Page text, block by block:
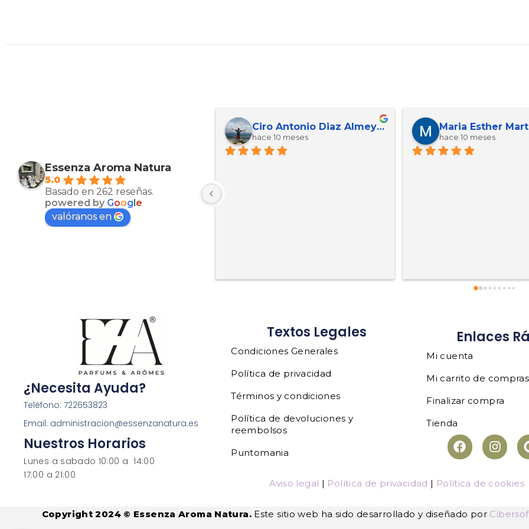
Essenza Aroma Natura
5.0
Basado en 262 reseñas.
powered by Google
valóranos en
Muy bien productos
Therorpro 092
hace 11 meses
Jose Reverte
hace 11 meses
¿Necesita Ayuda?
Teléfono: 722653823
Email: administracion@essenzanatura.es
Nuestros Horarios
Lunes a sabado 10:00 a 14:00
17:00 a 21:00
Textos Legales
Condiciones Generales
Política de privacidad
Términos y condiciones
Política de devoluciones y
reembolsos
Puntomania
Enlaces
Mi cuenta
Mi carrito de compras
Finalizar compra
Tienda
Aviso legal | Política de privacidad | Política de cookies
Copyright 2024 © Essenza Aroma Natura.Este sitio web ha sido desarrollado y diseñado por